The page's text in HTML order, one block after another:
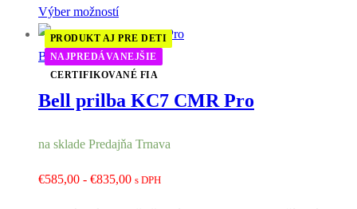
Výber možností
Bell
PRODUKT AJ PRE DETI
NAJPREDÁVANEJŠIE
CERTIFIKOVANÉ FIA
Bell prilba KC7 CMR Pro
na sklade Predajňa Trnava
€585,00 - €835,00Rozpětí
s DPH